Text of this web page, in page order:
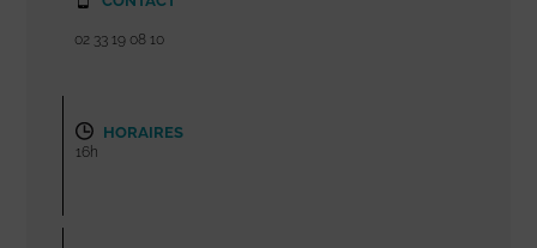
02 33 19 08 10
HORAIRES
16h